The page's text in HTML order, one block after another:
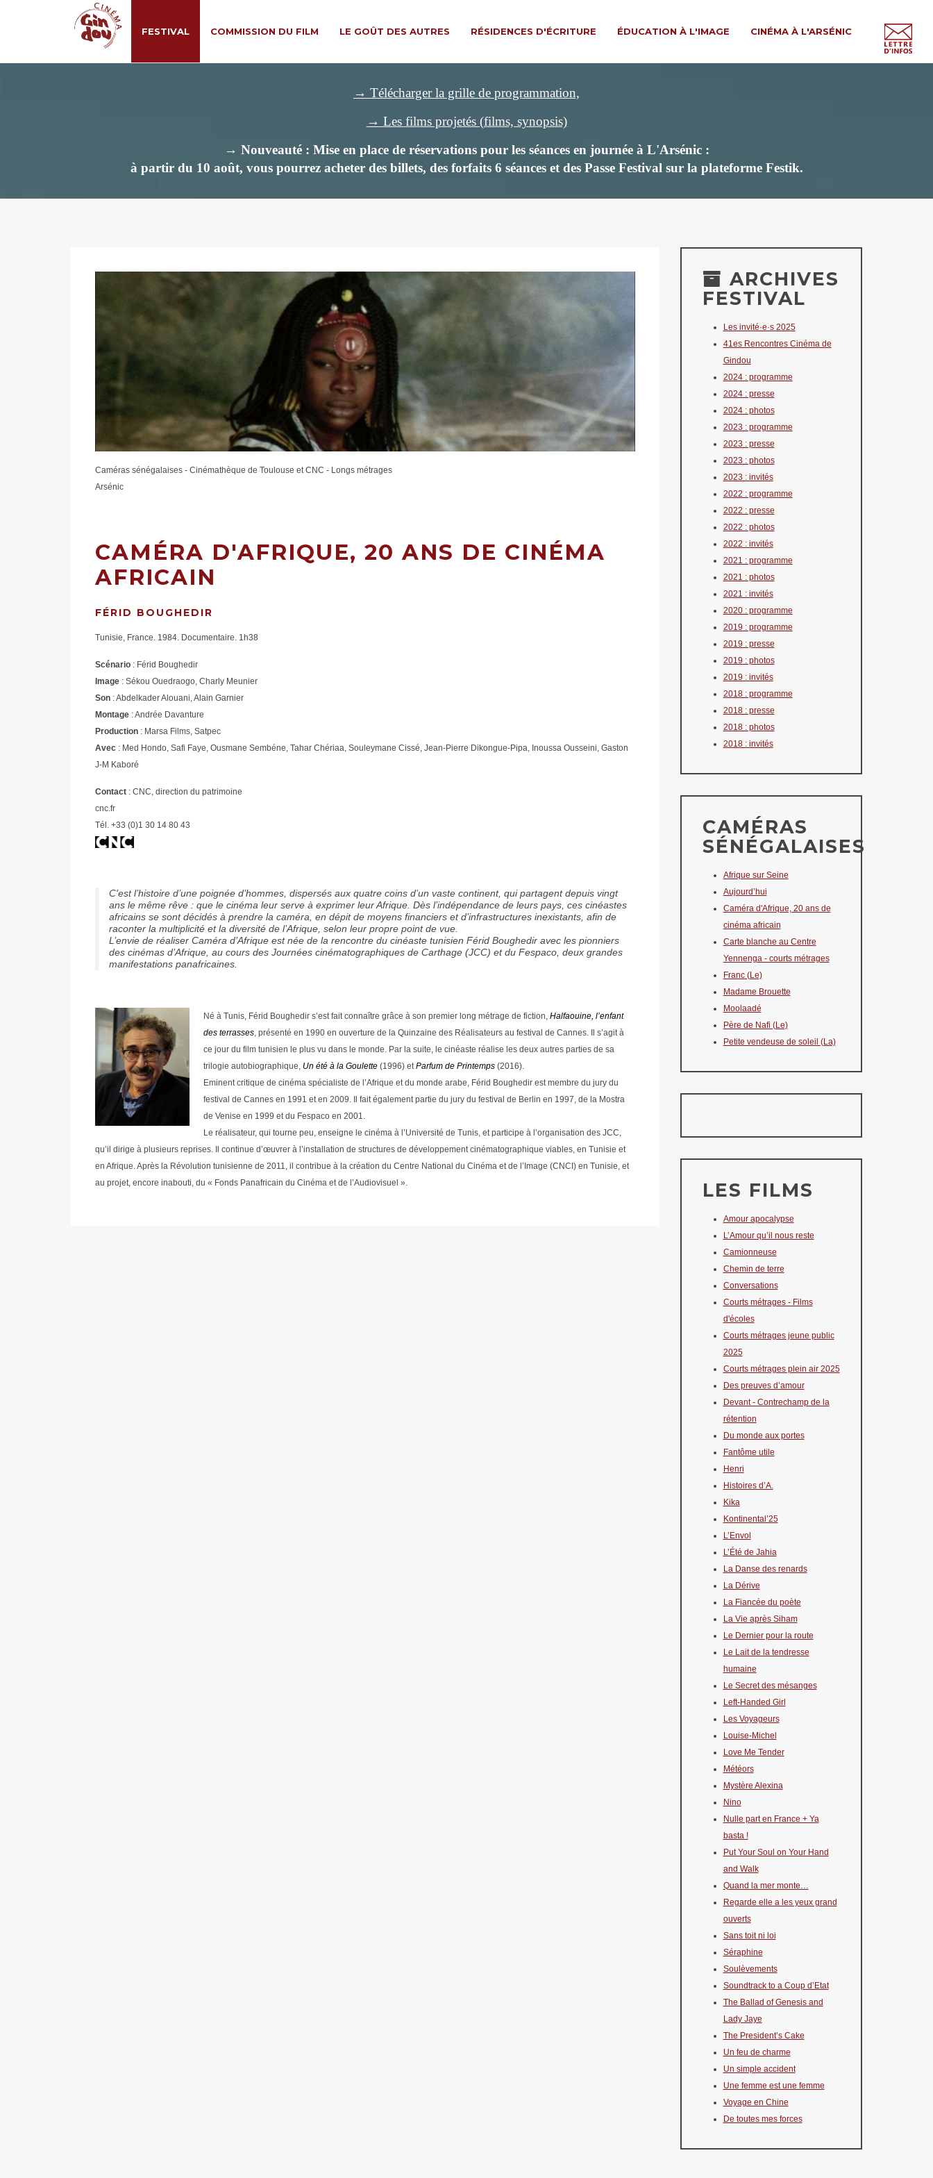
FESTIVAL COMMISSION DU FILM LE GOÛT DES AUTRES RÉSIDENCES D'ÉCRITURE ÉDUCATION À L'IMAGE CINÉMA À L'ARSÉNIC
→ Télécharger la grille de programmation,
→ Les films projetés (films, synopsis)
→ Nouveauté : Mise en place de réservations pour les séances en journée à L'Arsénic :
à partir du 10 août, vous pourrez acheter des billets, des forfaits 6 séances et des Passe Festival sur la plateforme Festik.
Caméras sénégalaises - Cinémathèque de Toulouse et CNC - Longs métrages
Arsénic
CAMÉRA D'AFRIQUE, 20 ANS DE CINÉMA
AFRICAIN
FÉRID BOUGHEDIR
Tunisie, France. 1984. Documentaire. 1h38
Scénario : Férid Boughedir
Image : Sékou Ouedraogo, Charly Meunier
Son : Abdelkader Alouani, Alain Garnier
Montage : Andrée Davanture
Production : Marsa Films, Satpec
Avec : Med Hondo, Safi Faye, Ousmane Sembéne, Tahar Chériaa, Souleymane Cissé, Jean-Pierre Dikongue-Pipa, Inoussa Ousseini, Gaston
J-M Kaboré
Contact : CNC, direction du patrimoine
cnc.fr
Tél. +33 (0)1 30 14 80 43
C'est l’histoire d’une poignée d’hommes, dispersés aux quatre coins d’un vaste continent, qui partagent depuis vingt
ans le même rêve : que le cinéma leur serve à exprimer leur Afrique. Dès l’indépendance de leurs pays, ces cinéastes
africains se sont décidés à prendre la caméra, en dépit de moyens financiers et d’infrastructures inexistants, afin de
raconter la multiplicité et la diversité de l’Afrique, selon leur propre point de vue.
L’envie de réaliser Caméra d’Afrique est née de la rencontre du cinéaste tunisien Férid Boughedir avec les pionniers
des cinémas d’Afrique, au cours des Journées cinématographiques de Carthage (JCC) et du Fespaco, deux grandes
manifestations panafricaines.
Né à Tunis, Férid Boughedir s’est fait connaître grâce à son premier long métrage de fiction, Halfaouine, l’enfant
des terrasses, présenté en 1990 en ouverture de la Quinzaine des Réalisateurs au festival de Cannes. Il s’agit à
ce jour du film tunisien le plus vu dans le monde. Par la suite, le cinéaste réalise les deux autres parties de sa
trilogie autobiographique, Un été à la Goulette (1996) etParfum de Printemps (2016).
Eminent critique de cinéma spécialiste de l’Afrique et du monde arabe, Férid Boughedir est membre du jury du
festival de Cannes en 1991 et en 2009. Il fait également partie du jury du festival de Berlin en 1997, de la Mostra
de Venise en 1999 et du Fespaco en 2001.
Le réalisateur, qui tourne peu, enseigne le cinéma à l’Université de Tunis, et participe à l’organisation des JCC,
qu’il dirige à plusieurs reprises. Il continue d’œuvrer à l’installation de structures de développement cinématographique viables, en Tunisie et
en Afrique. Après la Révolution tunisienne de 2011, il contribue à la création du Centre National du Cinéma et de l’Image (CNCI) en Tunisie, et
au projet, encore inabouti, du « Fonds Panafricain du Cinéma et de l’Audiovisuel ».
ARCHIVES
FESTIVAL
Les invité·e·s 2025
41es Rencontres Cinéma de
Gindou
2024 : programme
2024 : presse
2024 : photos
2023 : programme
2023 : presse
2023 : photos
2023 : invités
2022 : programme
2022 : presse
2022 : photos
2022 : invités
2021 : programme
2021 : photos
2021 : invités
2020 : programme
2019 : programme
2019 : presse
2019 : photos
2019 : invités
2018 : programme
2018 : presse
2018 : photos
2018 : invités
CAMÉRAS
SÉNÉGALAISES
Afrique sur Seine
Aujourd’hui
Caméra d'Afrique, 20 ans de
cinéma africain
Carte blanche au Centre
Yennenga - courts métrages
Franc (Le)
Madame Brouette
Moolaadé
Père de Nafi (Le)
Petite vendeuse de soleil (La)
LES FILMS
Amour apocalypse
L’Amour qu’il nous reste
Camionneuse
Chemin de terre
Conversations
Courts métrages - Films
d'écoles
Courts métrages jeune public
2025
Courts métrages plein air 2025
Des preuves d’amour
Devant - Contrechamp de la
rétention
Du monde aux portes
Fantôme utile
Henri
Histoires d’A.
Kika
Kontinental’25
L’Envol
L’Été de Jahia
La Danse des renards
La Dérive
La Fiancée du poète
La Vie après Siham
Le Dernier pour la route
Le Lait de la tendresse
humaine
Le Secret des mésanges
Left-Handed Girl
Les Voyageurs
Louise-Michel
Love Me Tender
Météors
Mystère Alexina
Nino
Nulle part en France + Ya
basta !
Put Your Soul on Your Hand
and Walk
Quand la mer monte…
Regarde elle a les yeux grand
ouverts
Sans toit ni loi
Séraphine
Soulèvements
Soundtrack to a Coup d’Etat
The Ballad of Genesis and
Lady Jaye
The President’s Cake
Un feu de charme
Un simple accident
Une femme est une femme
Voyage en Chine
De toutes mes forces